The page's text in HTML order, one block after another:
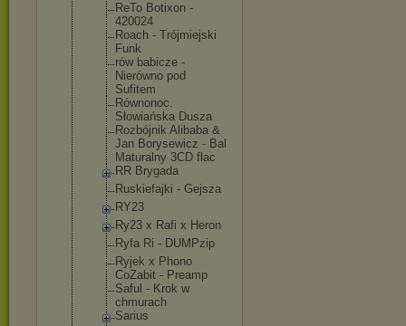
ReTo Botixon -
420024
Roach - Trójmiejski
Funk
rów babicze -
Nierówno pod
Sufitem
Równonoc.
Słowiańska Dusza
Rozbójnik Alibaba &
Jan Borysewicz - Bal
Maturalny 3CD flac
RR Brygada
Ruskiefajki - Gejsza
RY23
Ry23 x Rafi x Heron
Ryfa Ri - DUMPzip
Ryjek x Phono
CoZabit - Preamp
Saful - Krok w
chmurach
Sarius